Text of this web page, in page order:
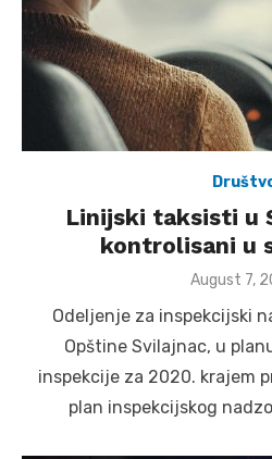
Linijski taksisti u
kontrolisani u
Posted
August 7,
Odeljenje za inspekcijski
Opštine Svilajnac, u
inspekcije za 2020. krajem
plan inspekcijskog